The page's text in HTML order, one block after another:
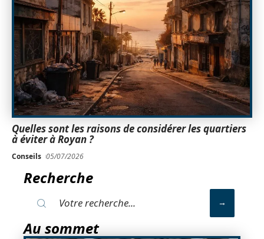
Quelles sont les raisons de considérer les quartiers
à éviter à Royan ?
Conseils 05/07/2026
Recherche
Au sommet